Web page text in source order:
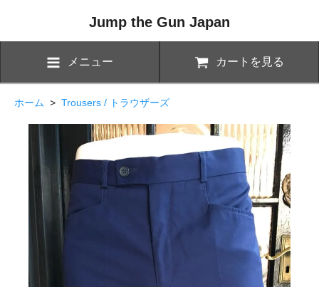
Jump the Gun Japan
メニュー カートを見る
ホーム > Trousers / トラウザーズ